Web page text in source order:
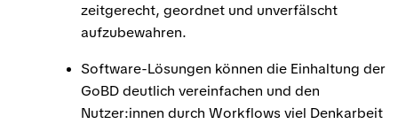
zeitgerecht, geordnet und unverfälscht
aufzubewahren.
Software-Lösungen können die Einhaltung der
GoBD deutlich vereinfachen und den
Nutzer:innen durch Workflows viel Denkarbeit